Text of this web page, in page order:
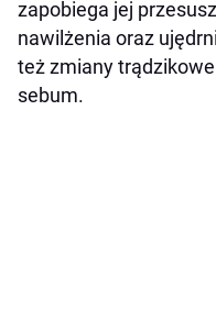
zapobiega jej
nawilżenia oraz
też zmiany
sebum.